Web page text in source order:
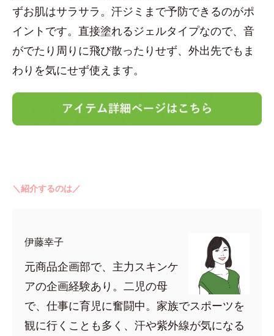
ずお肌はサラサラ。汗ジミまで予防できるのがポ
イントです。直接塗れるジェルタイプなので、音
がでたり周りに飛び散ったりせず、外出先でもま
わりを気にせず使えます。
＼紹介するのは／
伊藤幸子
元商品企画部で、主力スキンケ
アの企画経験あり。二児の母
で、仕事に育児に奮闘中。家族でスポーツを
観に行くことも多く、汗や紫外線が気になる